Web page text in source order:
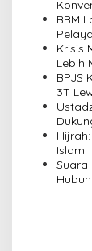
BBM
Krisis
Lebih
BPJS
3T
Islam
Suara